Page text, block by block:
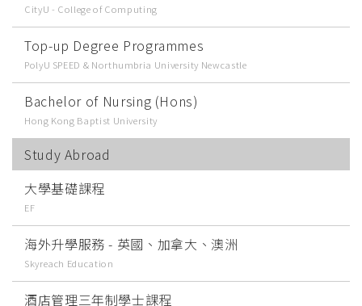
CityU - College of Computing
Top-up Degree Programmes
PolyU SPEED & Northumbria University Newcastle
Bachelor of Nursing (Hons)
Hong Kong Baptist University
Study Abroad
大學基礎課程
EF
海外升學服務 - 英國、加拿大、澳洲
Skyreach Education
酒店管理三年制學士課程